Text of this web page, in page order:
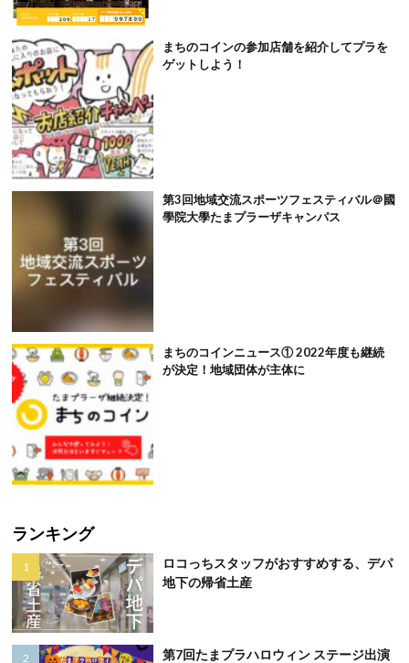
まちのコインの参加店舗を紹介してプラを
ゲットしよう！
第3回地域交流スポーツフェスティバル＠國
學院大學たまプラーザキャンパス
まちのコインニュース① 2022年度も継続
が決定！地域団体が主体に
ランキング
ロコっちスタッフがおすすめする、デパ
地下の帰省土産
第7回たまプラハロウィン ステージ出演